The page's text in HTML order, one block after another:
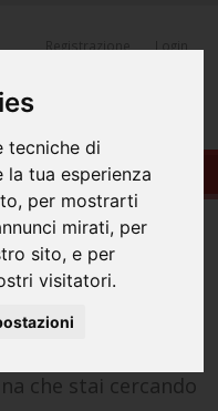
tecniche di
tua esperienza
per mostrarti
mirati, per
sito, e per
visitatori.
che stai cercando